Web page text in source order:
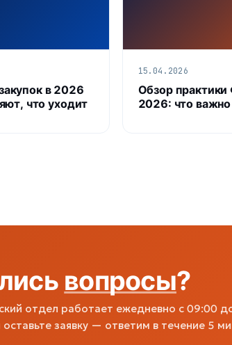
в 2026
что уходит
15.04.2026
Обзор практики
2026: что важно
вопросы?
отдел работает ежедневно с 09:00
заявку — ответим в течение 5